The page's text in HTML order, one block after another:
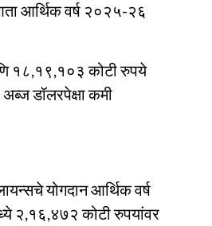
आर्थिक वर्ष २०२५-२६
१८,१९,१०३ कोटी रुपये
डॉलरपेक्षा कमी
योगदान आर्थिक वर्ष
२,१६,४७२ कोटी रुपयांवर